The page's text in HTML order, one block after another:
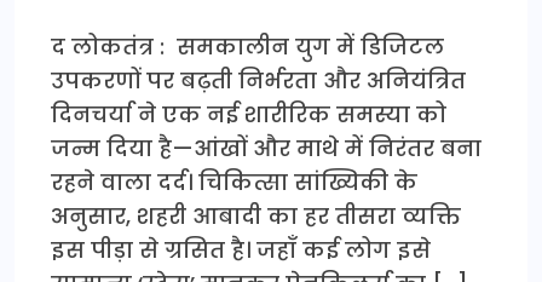
द लोकतंत्र : समकालीन युग में डिजिटल
उपकरणों पर बढ़ती निर्भरता और अनियंत्रित
दिनचर्या ने एक नई शारीरिक समस्या को
जन्म दिया है—आंखों और माथे में निरंतर बना
रहने वाला दर्द। चिकित्सा सांख्यिकी के
अनुसार, शहरी आबादी का हर तीसरा व्यक्ति
इस पीड़ा से ग्रसित है। जहाँ कई लोग इसे